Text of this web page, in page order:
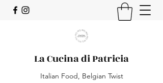
La Cucina di Patricia
Italian Food, Belgian Twist